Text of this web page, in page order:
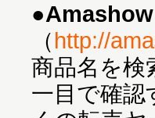
●Amashow
（http://
商品名を検
一目で確認